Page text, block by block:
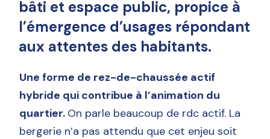
bâti et espace public, propice à
l’émergence d’usages répondant
aux attentes des habitants.
Une forme de rez-de-chaussée actif
hybride qui contribue à l’animation du
quartier. On parle beaucoup de rdc actif. La
bergerie n’a pas attendu que cet enjeu soit